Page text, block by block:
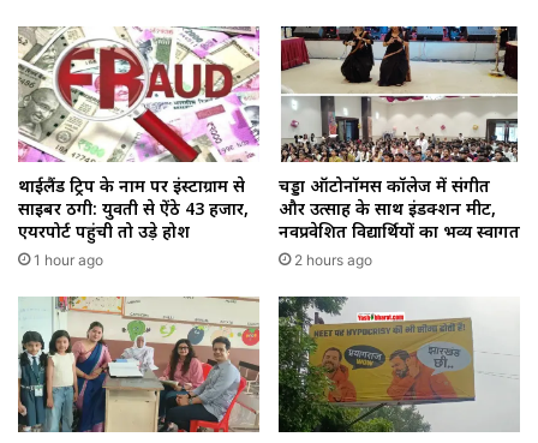
थाईलैंड ट्रिप के नाम पर इंस्टाग्राम से
साइबर ठगी: युवती से ऐंठे ₹43 हजार,
एयरपोर्ट पहुंची तो उड़े होश
1 hour ago
चड्डा ऑटोनॉमस कॉलेज में संगीत
और उत्साह के साथ इंडक्शन मीट,
नवप्रवेशित विद्यार्थियों का भव्य स्वागत
2 hours ago